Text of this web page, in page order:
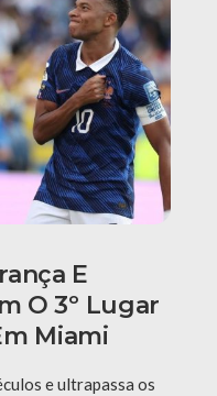
E
O 3º Lugar
Miami
e ultrapassa os